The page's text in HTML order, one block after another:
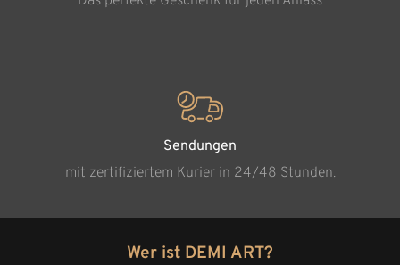
Sendungen
mit zertifiziertem Kurier in 24/48 Stunden.
Wer ist DEMI ART?